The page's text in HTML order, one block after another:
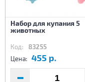
Набор для купания 5
животных
Код: 83255
Цена: 455 р.